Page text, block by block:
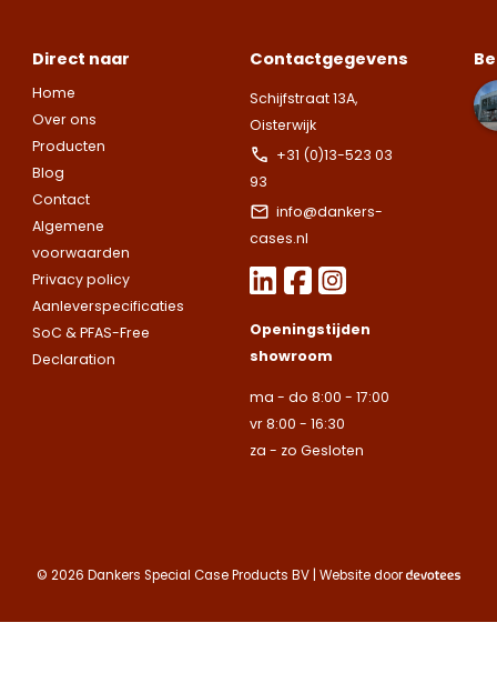
Direct naar
Home
Over ons
Producten
Blog
Contact
Algemene
voorwaarden
Privacy policy
Aanleverspecificaties
SoC & PFAS-Free
Declaration
Contactgegevens
Schijfstraat 13A,
Oisterwijk
+31 (0)13-523 03
93
info@dankers-
cases.nl
Openingstijden
showroom
ma - do 8:00 - 17:00
vr 8:00 - 16:30
za - zo Gesloten
© 2026 Dankers Special Case Products BV | Website door